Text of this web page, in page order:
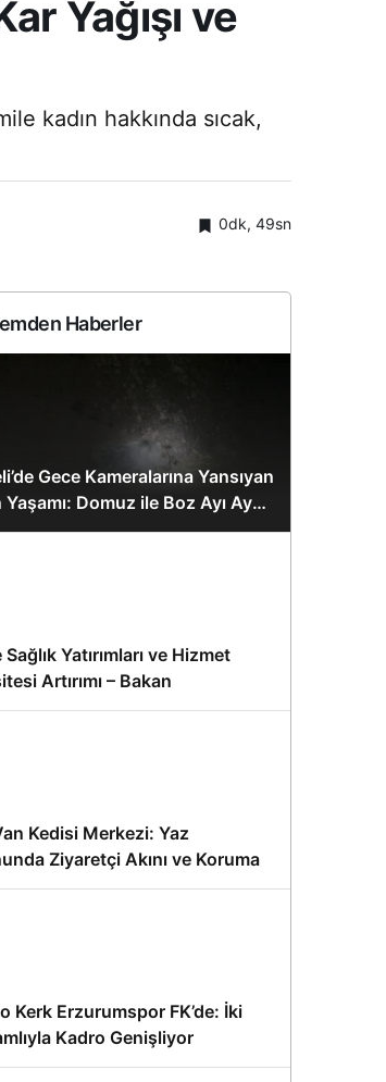
Yağışı ve
kadın hakkında sıcak,
0dk, 49sn
Haberler
Gece Kameralarına Yansıyan
Domuz ile Boz Ayı Aynı
Sağlık Yatırımları ve Hizmet
Artırımı – Bakan
Ziyareti
Kedisi Merkezi: Yaz
Ziyaretçi Akını ve Koruma
Kerk Erzurumspor FK’de: İki
Kadro Genişliyor